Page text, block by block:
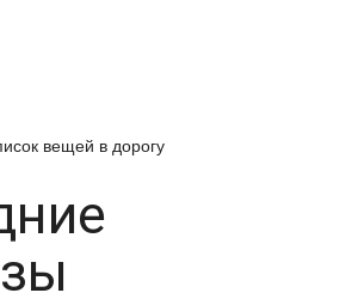
вещей в дорогу